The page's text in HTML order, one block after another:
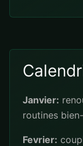
Janvier:
routines
Fevrier: